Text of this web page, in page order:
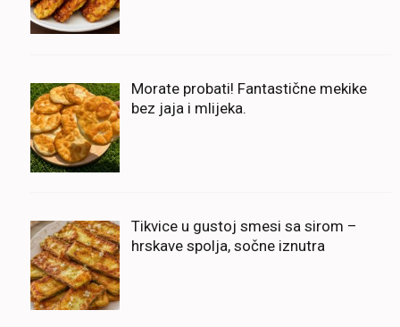
Morate probati! Fantastične mekike
bez jaja i mlijeka.
Tikvice u gustoj smesi sa sirom –
hrskave spolja, sočne iznutra